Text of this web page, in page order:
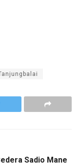
Sadio Mane